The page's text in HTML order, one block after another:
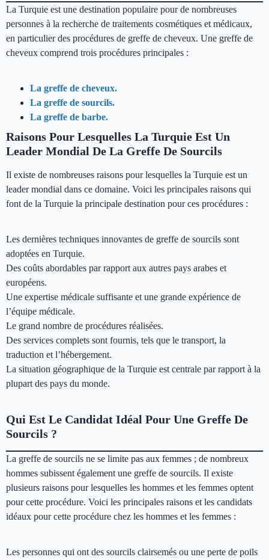
La Turquie est une destination populaire pour de nombreuses
personnes à la recherche de traitements cosmétiques et médicaux,
en particulier des procédures de greffe de cheveux. Une greffe de
cheveux comprend trois procédures principales :
La greffe de cheveux.
La greffe de sourcils.
La greffe de barbe.
Raisons Pour Lesquelles La Turquie Est Un
Leader Mondial De La Greffe De Sourcils
Il existe de nombreuses raisons pour lesquelles la Turquie est un
leader mondial dans ce domaine. Voici les principales raisons qui
font de la Turquie la principale destination pour ces procédures :
Les dernières techniques innovantes de greffe de sourcils sont
adoptées en Turquie.
Des coûts abordables par rapport aux autres pays arabes et
européens.
Une expertise médicale suffisante et une grande expérience de
l’équipe médicale.
Le grand nombre de procédures réalisées.
Des services complets sont fournis, tels que le transport, la
traduction et l’hébergement.
La situation géographique de la Turquie est centrale par rapport à la
plupart des pays du monde.
Qui Est Le Candidat Idéal Pour Une Greffe De
Sourcils ?
La greffe de sourcils ne se limite pas aux femmes ; de nombreux
hommes subissent également une greffe de sourcils. Il existe
plusieurs raisons pour lesquelles les hommes et les femmes optent
pour cette procédure. Voici les principales raisons et les candidats
idéaux pour cette procédure chez les hommes et les femmes :
Les personnes qui ont des sourcils clairsemés ou une perte de poils